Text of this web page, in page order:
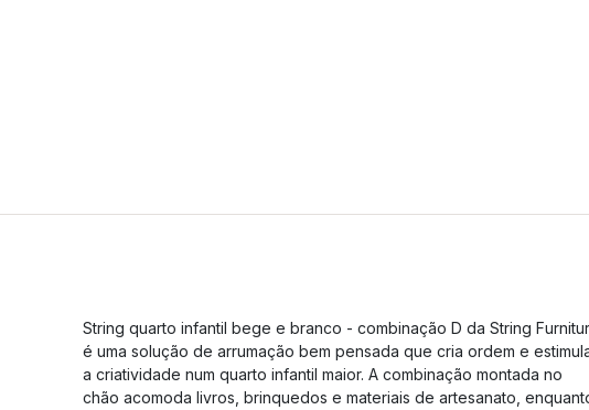
String quarto infantil bege e branco - combinação D da String
é uma solução de arrumação bem pensada que cria ordem e
a criatividade num quarto infantil maior. A combinação montada no
chão acomoda livros, brinquedos e materiais de artesanato,